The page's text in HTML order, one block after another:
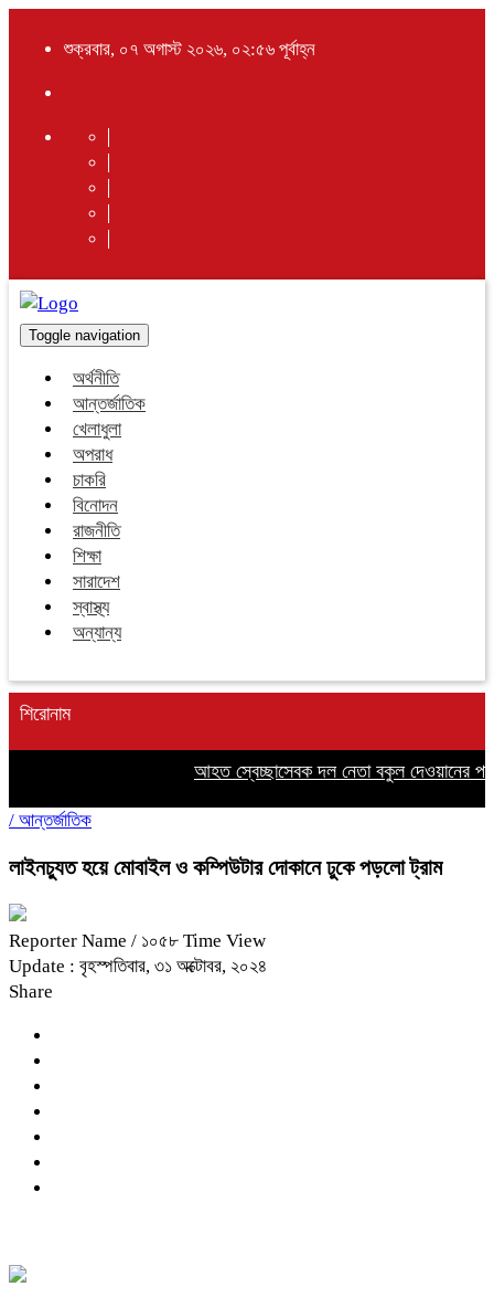
শুক্রবার, ০৭ অগাস্ট ২০২৬, ০২:৫৬ পূর্বাহ্ন
Toggle navigation
অর্থনীতি
আন্তর্জাতিক
খেলাধুলা
অপরাধ
চাকরি
বিনোদন
রাজনীতি
শিক্ষা
সারাদেশ
স্বাস্থ্য
অন্যান্য
শিরোনাম
আহত স্বেচ্ছাসেবক দল নেতা বকুল দেওয়ানের
/ আন্তর্জাতিক
লাইনচ্যুত হয়ে মোবাইল ও কম্পিউটার দোকানে ঢুকে পড়লো ট্রাম
Reporter Name / ১০৫৮ Time View
Update : বৃহস্পতিবার, ৩১ অক্টোবর, ২০২৪
Share